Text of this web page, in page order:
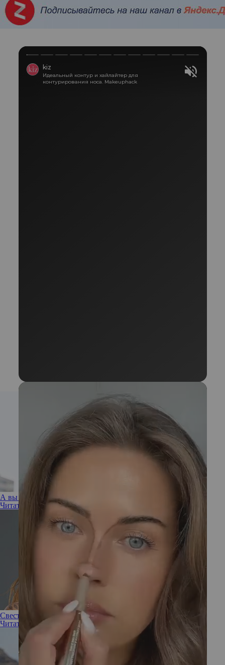
А вы и не знали! Звезды и их неизвестные татуировки
Читать полностью
Свести на нет: как избавиться от татуировки
Читать полностью